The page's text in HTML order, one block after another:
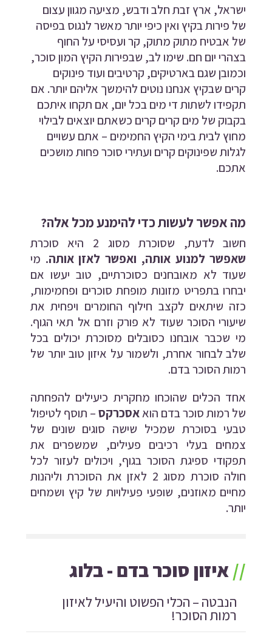
ישראל, ארץ זבת חלב ודבש, מציעה מגוון עצום
של פירות בקיץ ואין כיפי יותר מאשר לנגוס בפיסה
של אבטיח מתוק מתוק, קר ועסיסי על החוף
בצהרי יום חם. שימו לב, שבפירות הקיץ המון סוכר,
וכמובן שגם בארטיקים, קרטיבים ועוד פינוקים
קרים שבקיץ אנחנו נוטים להימשך אליהם יותר. אם
תקפידו לשתות די מים בכל יום, אם תקחו איתכם
בקבוק של מים קרים קרים כשאתם יוצאים לבילוי
מחוץ לבית בימי הקיץ החמימים – אתם עשויים
לגלות שפינוקים קרים ועתירי סוכר פחות מושכים
אתכם.
מה אפשר לעשות כדי להימנע מכל אלה?
חשוב לדעת, שסוכרת מסוג 2 היא סוכרת
שאפשר למנוע אותה, ואפשר לאזן אותה. מי
שעוד לא מאובחנים כסוכרתיים, טוב יעשו אם
יבחרו בתפריט מזונות מופחת סוכרים ופחמימות,
כזה שיתאים לקצב חילוף החומרים ויפחית את
שיעורי הסוכר שעוד לא פורק וזרם אל תאי הגוף.
מי שכבר אובחנו כסובלים מסוכרת יכולים בכל
שלב לבחור אחרת, ולשמור על איזון טוב יותר של
רמות הסוכר בדם.
אחד הכלים שהוכחו מחקרית כיעילים להפחתה
של רמות סוכר בדם הואאסכרקס– תוסף לטיפול
טבעי בסוכרת שמכיל שישה סוגים שונים של
צמחים בעלי רכיבים פעילים, שמשפרים את
תפקודי ספיגת הסוכר בגוף, ויכולים לעזור לכל
חולה סוכרת מסוג 2 לאזן את הסוכרת וליהנות
מחיים מאוזנים, שופעי פעילויות של קיץ ושמחים
יותר.
//איזון סוכר בדם - בלוג
הנבטה – הכלי הפשוט והיעיל לאיזון
רמות הסוכר!